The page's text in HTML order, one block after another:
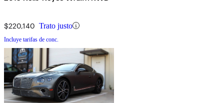
$220,140 Trato justo
Incluye tarifas de conc.